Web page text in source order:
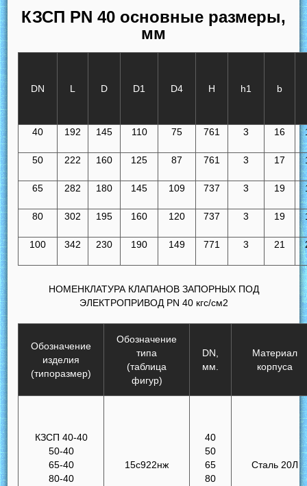
КЗСП PN 40 основные размеры,
мм
DN L D D1 D4 H h1 b
40 192 145 110 75 761 3 16
50 222 160 125 87 761 3 17
65 282 180 145 109 737 3 19
80 302 195 160 120 737 3 19
100 342 230 190 149 771 3 21
НОМЕНКЛАТУРА КЛАПАНОВ ЗАПОРНЫХ ПОД
ЭЛЕКТРОПРИВОД PN 40 кгс/см2
Обозначение
изделия
(типоразмер)
Обозначение
типа
(таблица
фигур)
DN,
мм.
Материал
корпуса
КЗСП 40-40
50-40
65-40
80-40
15с922нж
40
50
65
80
Сталь 20Л